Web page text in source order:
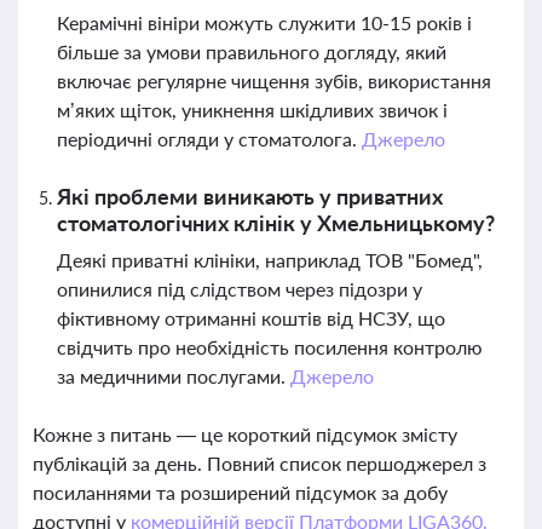
Керамічні вініри можуть служити 10-15 років і
більше за умови правильного догляду, який
включає регулярне чищення зубів, використання
м’яких щіток, уникнення шкідливих звичок і
періодичні огляди у стоматолога. Джерело
Які проблеми виникають у приватних
стоматологічних клінік у Хмельницькому?
Деякі приватні клініки, наприклад ТОВ "Бомед",
опинилися під слідством через підозри у
фіктивному отриманні коштів від НСЗУ, що
свідчить про необхідність посилення контролю
за медичними послугами. Джерело
Кожне з питань — це короткий підсумок змісту
публікацій за день. Повний список першоджерел з
посиланнями та розширений підсумок за добу
доступні у комерційній версії Платформи LIGA360.